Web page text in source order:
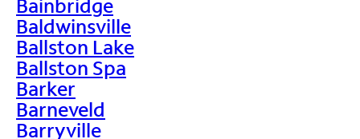
Bainbridge
Baldwinsville
Ballston Lake
Ballston Spa
Barker
Barneveld
Barryville